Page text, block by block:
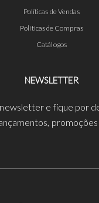
Políticas de Vendas
Políticas de Compras
Catálogos
NEWSLETTER
newsletter e fique por
promoções